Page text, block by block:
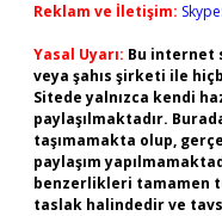
Reklam ve İletişim:
Yasal Uyarı: Bu internet
veya şahıs şirketi ile
Sitede yalnızca kendi
paylaşılmaktadır.
taşımamakta olup,
paylaşım
benzerlikleri tamamen
taslak halindedir ve